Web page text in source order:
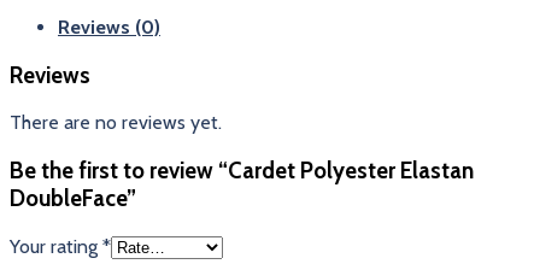
Reviews (0)
Reviews
There are no reviews yet.
Be the first to review “Cardet Polyester Elastan
DoubleFace”
Your rating *